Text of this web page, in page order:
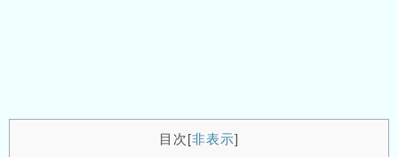
目次[非表示]